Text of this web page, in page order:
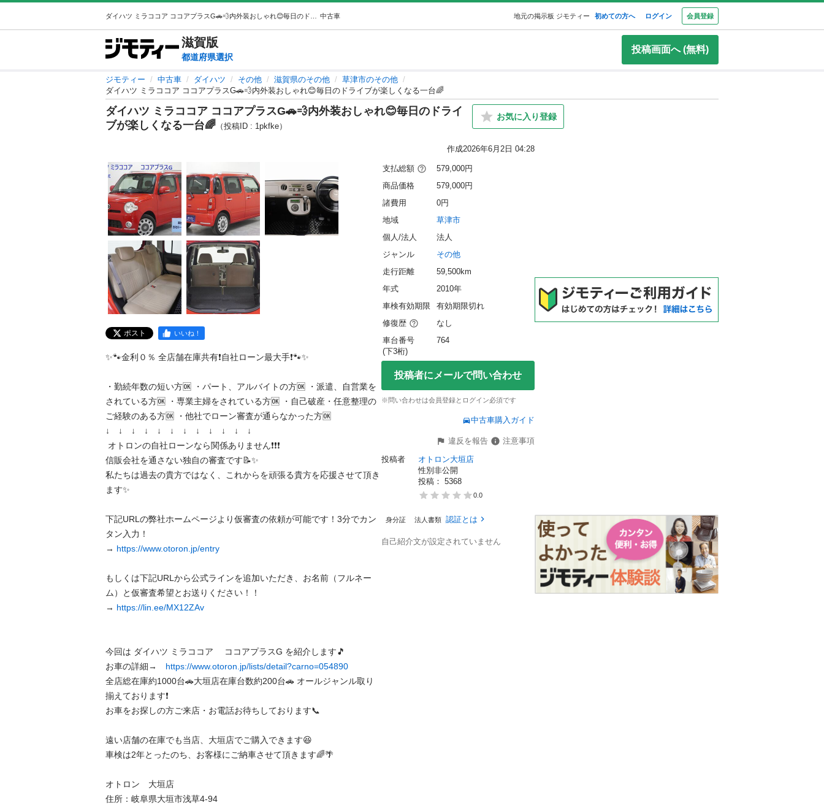
中古車 地元の掲示板 ジモティー 初めての方へ ログイン 会員登録
滋賀版
都道府県選択
投稿画面へ (無料)
ジモティー 中古車 ダイハツ その他 滋賀県のその他
草津市のその他
ダイハツ ミラココア ココアプラスG🚗💨内外装おしゃれ😊毎日のドライブが楽しくなる一台🌈
ダイハツ ミラココア ココアプラスG🚗💨内外装おしゃれ😊毎日のドライ
ブが楽しくなる一台🌈 （投稿ID : 1pkfke）
お気に入り登録
作成2026年6月2日 04:28
ポスト いいね！
✨🐾金利０％ 全店舗在庫共有❗️自社ローン最大手❗️🐾✨
・勤続年数の短い方🆗 ・パート、アルバイトの方🆗 ・派遣、自営業を
されている方🆗 ・専業主婦をされている方🆗 ・自己破産・任意整理の
ご経験のある方🆗 ・他社でローン審査が通らなかった方🆗
↓　↓　↓　↓　↓　↓　↓　↓　↓　↓　↓　↓
信販会社を通さない独自の審査です📝✨
私たちは過去の貴方ではなく、これからを頑張る貴方を応援させて頂き
ます✨
下記URLの弊社ホームページより仮審査の依頼が可能です！3分でカン
タン入力！
→ https://www.otoron.jp/entry
もしくは下記URLから公式ラインを追加いただき、お名前（フルネー
ム）と仮審査希望とお送りください！！
→ https://lin.ee/MX12ZAv
今回は ダイハツ ミラココア 　ココアプラスG を紹介します🎵
お車の詳細→ https://www.otoron.jp/lists/detail?carno=054890
全店総在庫約1000台🚗大垣店在庫台数約200台🚗 オールジャンル取り
揃えております❗️
お車をお探しの方ご来店・お電話お待ちしております📞
遠い店舗の在庫でも当店、大垣店でご購入できます😆
車検は2年とったのち、お客様にご納車させて頂きます🌈🌴
オトロン　大垣店
住所：岐阜県大垣市浅草4-94
支払総額
579,000円
商品価格
579,000円
諸費用
0円
地域
草津市
個人/法人
法人
ジャンル
その他
走行距離
59,500km
年式
2010年
車検有効期限
有効期限切れ
修復歴
なし
車台番号
(下3桁)
764
投稿者にメールで問い合わせ
※問い合わせは会員登録とログイン必須です
中古車購入ガイド
違反を報告
注意事項
投稿者
オトロン大垣店
性別非公開
投稿： 5368
0.0
身分証 法人書類 認証とは
自己紹介文が設定されていません